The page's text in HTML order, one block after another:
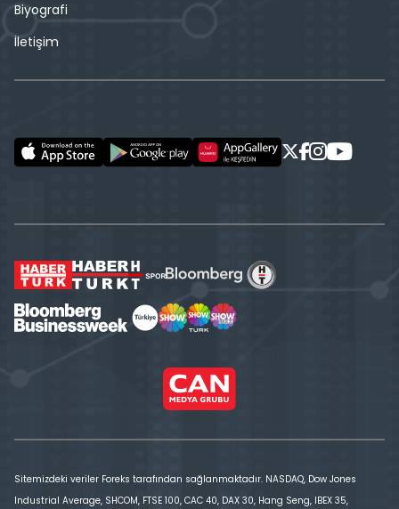
Biyografi
İletişim
Sitemizdeki veriler Foreks tarafından sağlanmaktadır. NASDAQ, Dow Jones
Industrial Average, SHCOM, FTSE 100, CAC 40, DAX 30, Hang Seng, IBEX 35,